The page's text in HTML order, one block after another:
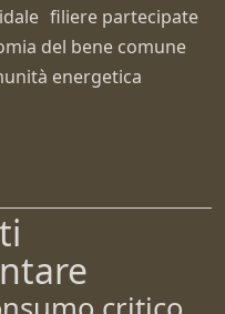
filiere partecipate
del bene comune
energetica